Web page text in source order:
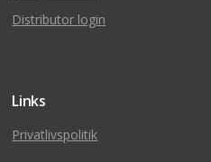
Distributor login
Links
Privatlivspolitik